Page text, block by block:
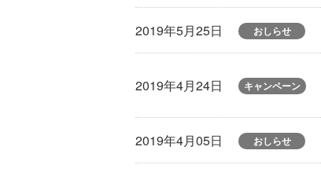
2019年5月25日 おしらせ
2019年4月24日 キャンペーン
2019年4月05日 おしらせ